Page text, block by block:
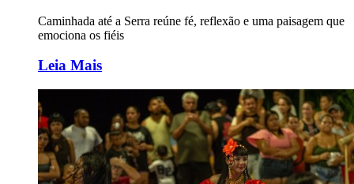
Caminhada até a Serra reúne fé, reflexão e uma paisagem que
emociona os fiéis
Leia Mais